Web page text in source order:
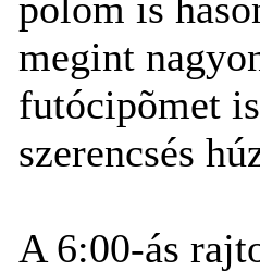
megint
futócipõmet
szerencsés
A 6:00-ás